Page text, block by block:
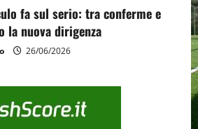
fa sul serio: tra conferme e
la nuova dirigenza
26/06/2026